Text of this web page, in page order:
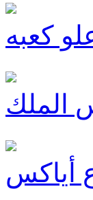
كعبه
الملك
أياكس